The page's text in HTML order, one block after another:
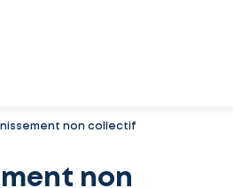
non collectif
non